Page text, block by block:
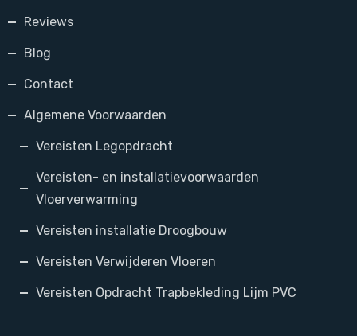
Reviews
Blog
Contact
Algemene Voorwaarden
Vereisten Legopdracht
Vereisten- en installatievoorwaarden
Vloerverwarming
Vereisten installatie Droogbouw
Vereisten Verwijderen Vloeren
Vereisten Opdracht Trapbekleding Lijm PVC